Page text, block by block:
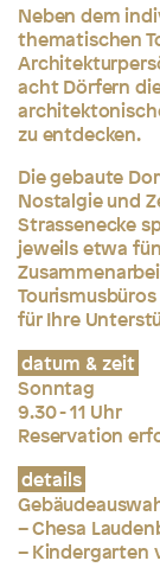
Neben dem
thematischen
acht Dörfern
zu entdecken.
Die gebaute
Nostalgie und
Strassenecke
jeweils etwa
für Ihre
datum & zeit
Sonntag
9.30 - 11 Uhr
Reservation
details
– Chesa
– Kindergarten